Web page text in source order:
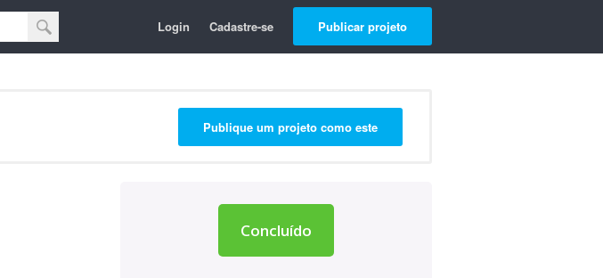
Login Cadastre-se Publicar projeto
Publique um projeto como este
Concluído